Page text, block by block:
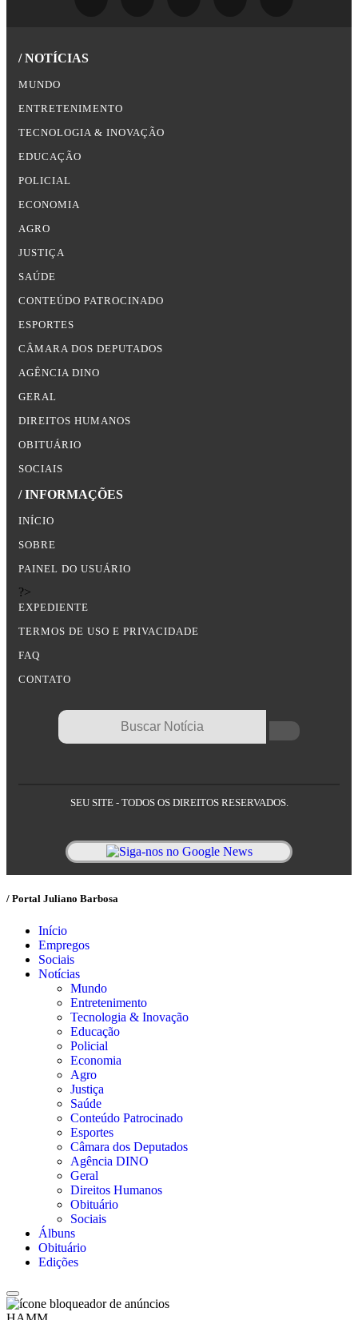
/ NOTÍCIAS
MUNDO
ENTRETENIMENTO
TECNOLOGIA & INOVAÇÃO
EDUCAÇÃO
POLICIAL
ECONOMIA
AGRO
JUSTIÇA
SAÚDE
CONTEÚDO PATROCINADO
ESPORTES
CÂMARA DOS DEPUTADOS
AGÊNCIA DINO
GERAL
DIREITOS HUMANOS
OBITUÁRIO
SOCIAIS
/ INFORMAÇÕES
INÍCIO
SOBRE
PAINEL DO USUÁRIO
?>
EXPEDIENTE
TERMOS DE USO E PRIVACIDADE
FAQ
CONTATO
SEU SITE - TODOS OS DIREITOS RESERVADOS.
/ Portal Juliano Barbosa
Início
Empregos
Sociais
Notícias
Mundo
Entretenimento
Tecnologia & Inovação
Educação
Policial
Economia
Agro
Justiça
Saúde
Conteúdo Patrocinado
Esportes
Câmara dos Deputados
Agência DINO
Geral
Direitos Humanos
Obituário
Sociais
Álbuns
Obituário
Edições